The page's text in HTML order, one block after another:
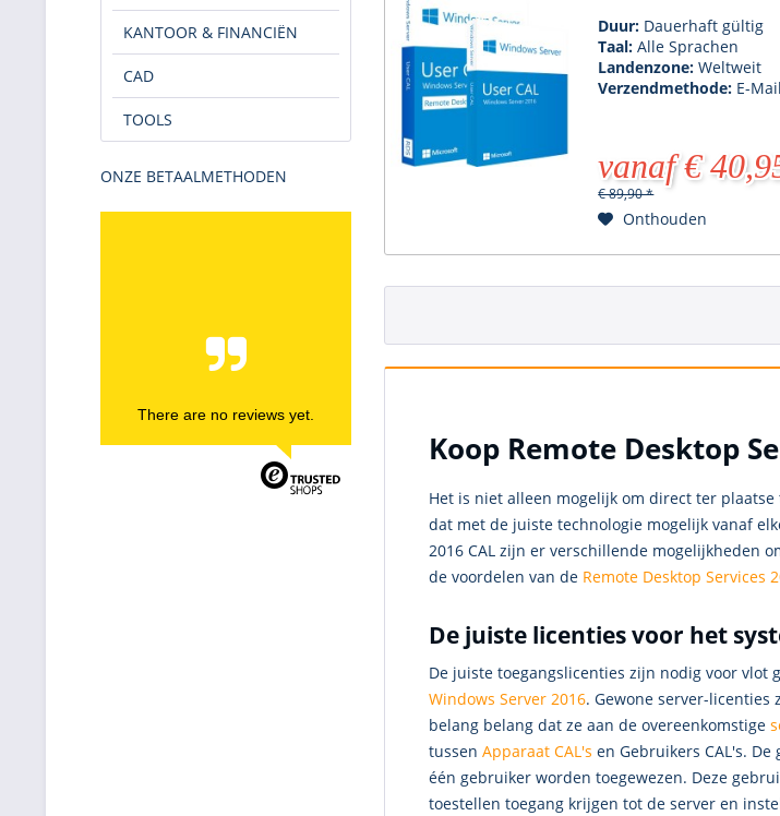
KANTOOR & FINANCIËN
CAD
TOOLS
ONZE BETAALMETHODEN
There are no reviews yet.
Duur: Dauerhaft gültig
Taal:Alle Sprachen
Landenzone:Weltweit
Verzendmethode: E-Mail
vanaf €
€ 89,90 *
Onthouden
Koop Remote Desktop
Het is niet alleen mogelijk om direct ter
dat met de juiste technologie mogelijk vanaf
2016 CAL zijn er verschillende mogelijkheden
de voordelen van de Remote Desktop Services
De juiste licenties voor het
De juiste toegangslicenties zijn nodig voor vlot
Windows Server 2016. Gewone server-
belang belang dat ze aan de overeenkomstige
tussen Apparaat CAL's en Gebruikers CAL's.
één gebruiker worden toegewezen. Deze
toestellen toegang krijgen tot de server en